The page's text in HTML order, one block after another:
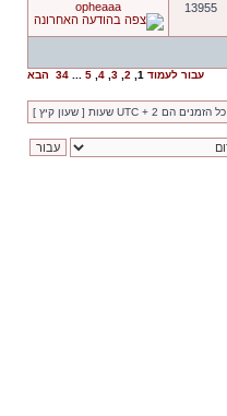
13955
opheaaa
עבור לעמוד 1
2
3
4
5
34 הבא
כל הזמנים הם UTC + 2 שעות [ שעון קיץ ]